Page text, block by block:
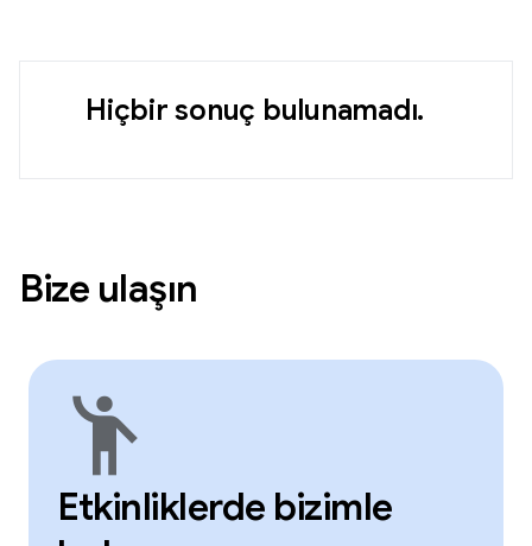
Hiçbir sonuç bulunamadı.
Bize ulaşın
emoji_people
Etkinliklerde bizimle